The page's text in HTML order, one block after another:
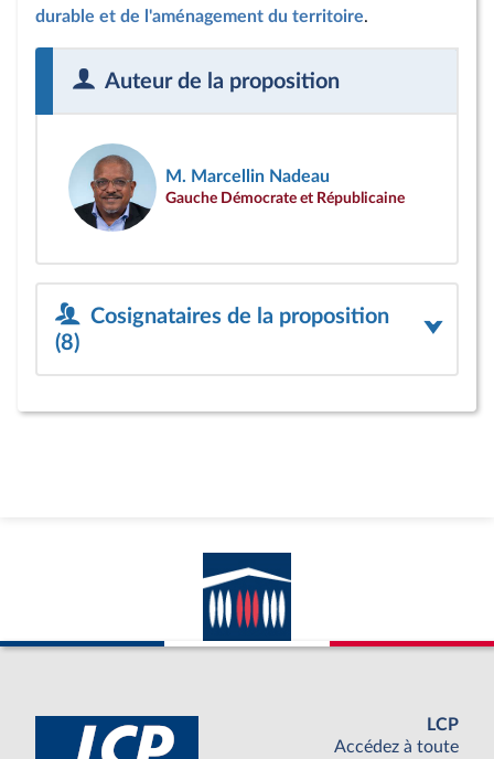
durable et de l'aménagement du territoire.
Auteur de la proposition
M. Marcellin Nadeau
Gauche Démocrate et Républicaine
Cosignataires de la proposition
(8)
LCP
Accédez à toute